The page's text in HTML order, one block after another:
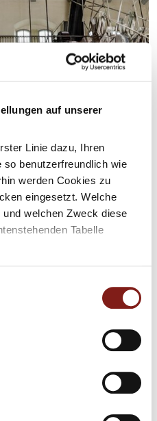
auf unserer
Linie dazu, Ihren
benutzerfreundlich wie
werden Cookies zu
eingesetzt. Welche
welchen Zweck diese
Tabelle
Wenn Sie nur einzelne
anpassen.
„Alle akzeptieren“ willigen
Zukunft zu verbessern
­Ihre Einwilligung
vor dem